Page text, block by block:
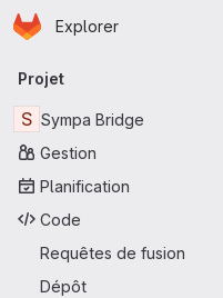
Passer au contenu principal
Page d'accueil
Explorer
Navigation
Projet
S Sympa Bridge
Gestion
Planification
Code
Requêtes de fusion
Dépôt